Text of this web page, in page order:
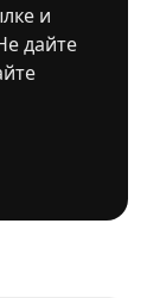
и
дайте